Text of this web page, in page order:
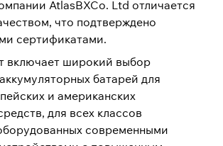
AtlasBXCo. Ltd отличается
что подтверждено
сертификатами.
включает широкий выбор
батарей для
и американских
для всех классов
современными